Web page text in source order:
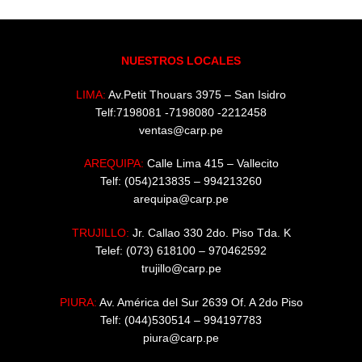
NUESTROS LOCALES
LIMA: Av.Petit Thouars 3975 – San Isidro
Telf:7198081 -7198080 -2212458
ventas@carp.pe
AREQUIPA: Calle Lima 415 – Vallecito
Telf: (054)213835 – 994213260
arequipa@carp.pe
TRUJILLO: Jr. Callao 330 2do. Piso Tda. K
Telef: (073) 618100 – 970462592
trujillo@carp.pe
PIURA: Av. América del Sur 2639 Of. A 2do Piso
Telf: (044)530514 – 994197783
piura@carp.pe